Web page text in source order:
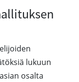
lukuun
osalta